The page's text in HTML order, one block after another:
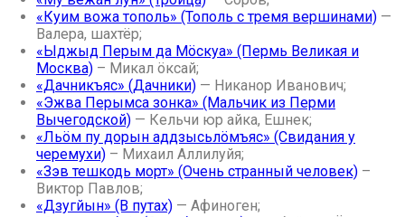
«Куим вожа тополь» (Тополь с тремя вершинами) —
Валера, шахтёр;
«Ыджыд Перым да Мöскуа» (Пермь Великая и
Москва) – Микал öксай;
«Дачникъяс» (Дачники) — Никанор Иванович;
«Эжва Перымса зонка» (Мальчик из Перми
Вычегодской) — Кельчи юр айка, Ешнек;
«Льöм пу дорын аддзысьлöмъяс» (Свидания у
черемухи) – Михаил Аллилуйя;
«Зэв тешкодь морт» (Очень странный человек) –
Виктор Павлов;
«Дзугйын» (В путах) — Афиноген;